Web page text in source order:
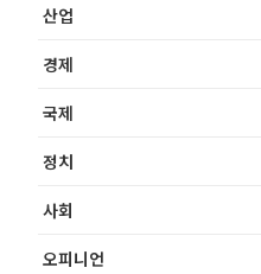
산업
경제
국제
정치
사회
오피니언